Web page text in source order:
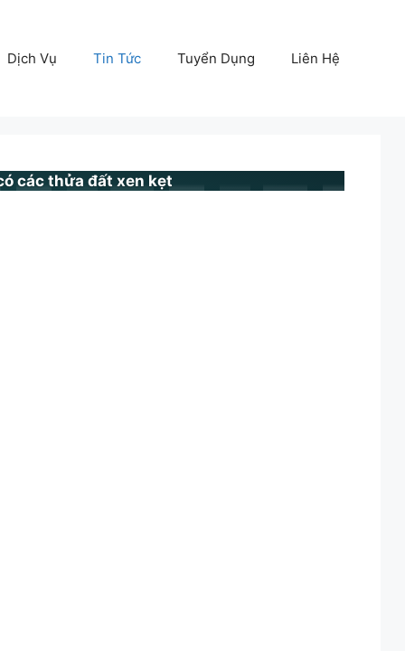
Dịch Vụ Tin Tức Tuyển Dụng Liên Hệ
các thửa đất xen kẹt